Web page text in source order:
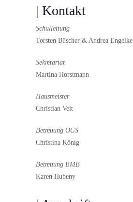
| Kontakt
Schulleitung
Torsten Büscher & Andrea Engelke
Sekretariat
Martina Horstmann
Hausmeister
Christian Veit
Betreuung OGS
Christina König
Betreuung BMB
Karen Hubeny